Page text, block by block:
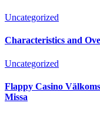
Uncategorized
Characteristics and
Uncategorized
Flappy Casino
Missa